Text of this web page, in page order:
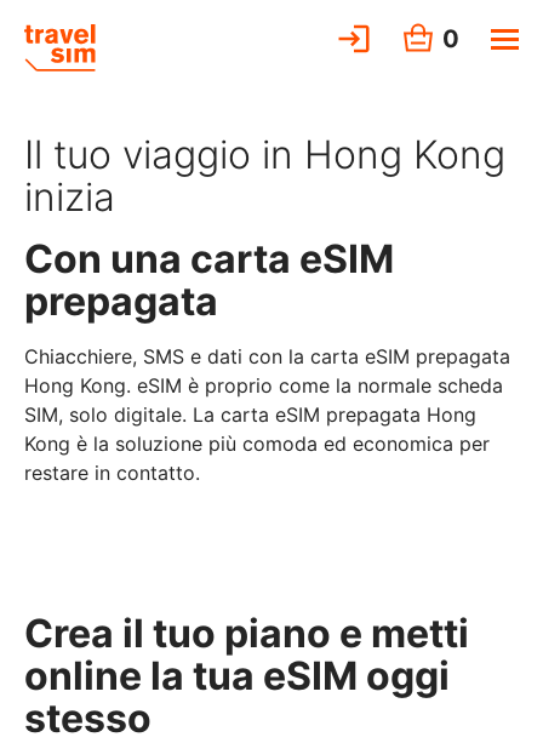
0
Il tuo viaggio in Hong Kong
inizia
Con una carta eSIM
prepagata
Chiacchiere, SMS e dati con la carta eSIM prepagata
Hong Kong. eSIM è proprio come la normale scheda
SIM, solo digitale. La carta eSIM prepagata Hong
Kong è la soluzione più comoda ed economica per
restare in contatto.
Crea il tuo piano e metti
online la tua eSIM oggi
stesso